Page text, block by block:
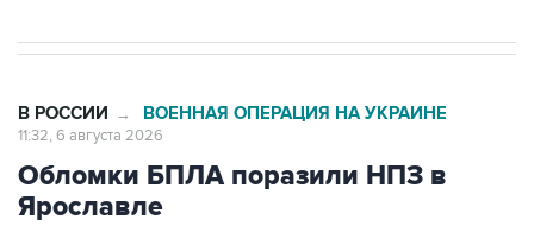
В РОССИИ → ВОЕННАЯ ОПЕРАЦИЯ НА УКРАИНЕ
11:32, 6 августа 2026
Обломки БПЛА поразили НПЗ в
Ярославле